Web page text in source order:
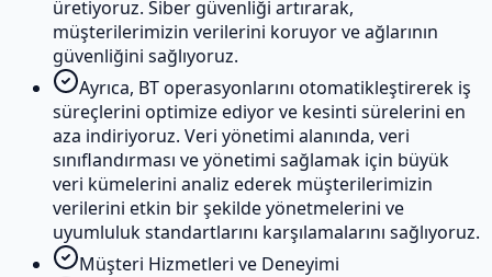
üretiyoruz. Siber güvenliği artırarak,
müşterilerimizin verilerini koruyor ve ağlarının
güvenliğini sağlıyoruz.
Ayrıca, BT operasyonlarını otomatikleştirerek iş
süreçlerini optimize ediyor ve kesinti sürelerini en
aza indiriyoruz. Veri yönetimi alanında, veri
sınıflandırması ve yönetimi sağlamak için büyük
veri kümelerini analiz ederek müşterilerimizin
verilerini etkin bir şekilde yönetmelerini ve
uyumluluk standartlarını karşılamalarını sağlıyoruz.
Müşteri Hizmetleri ve Deneyimi